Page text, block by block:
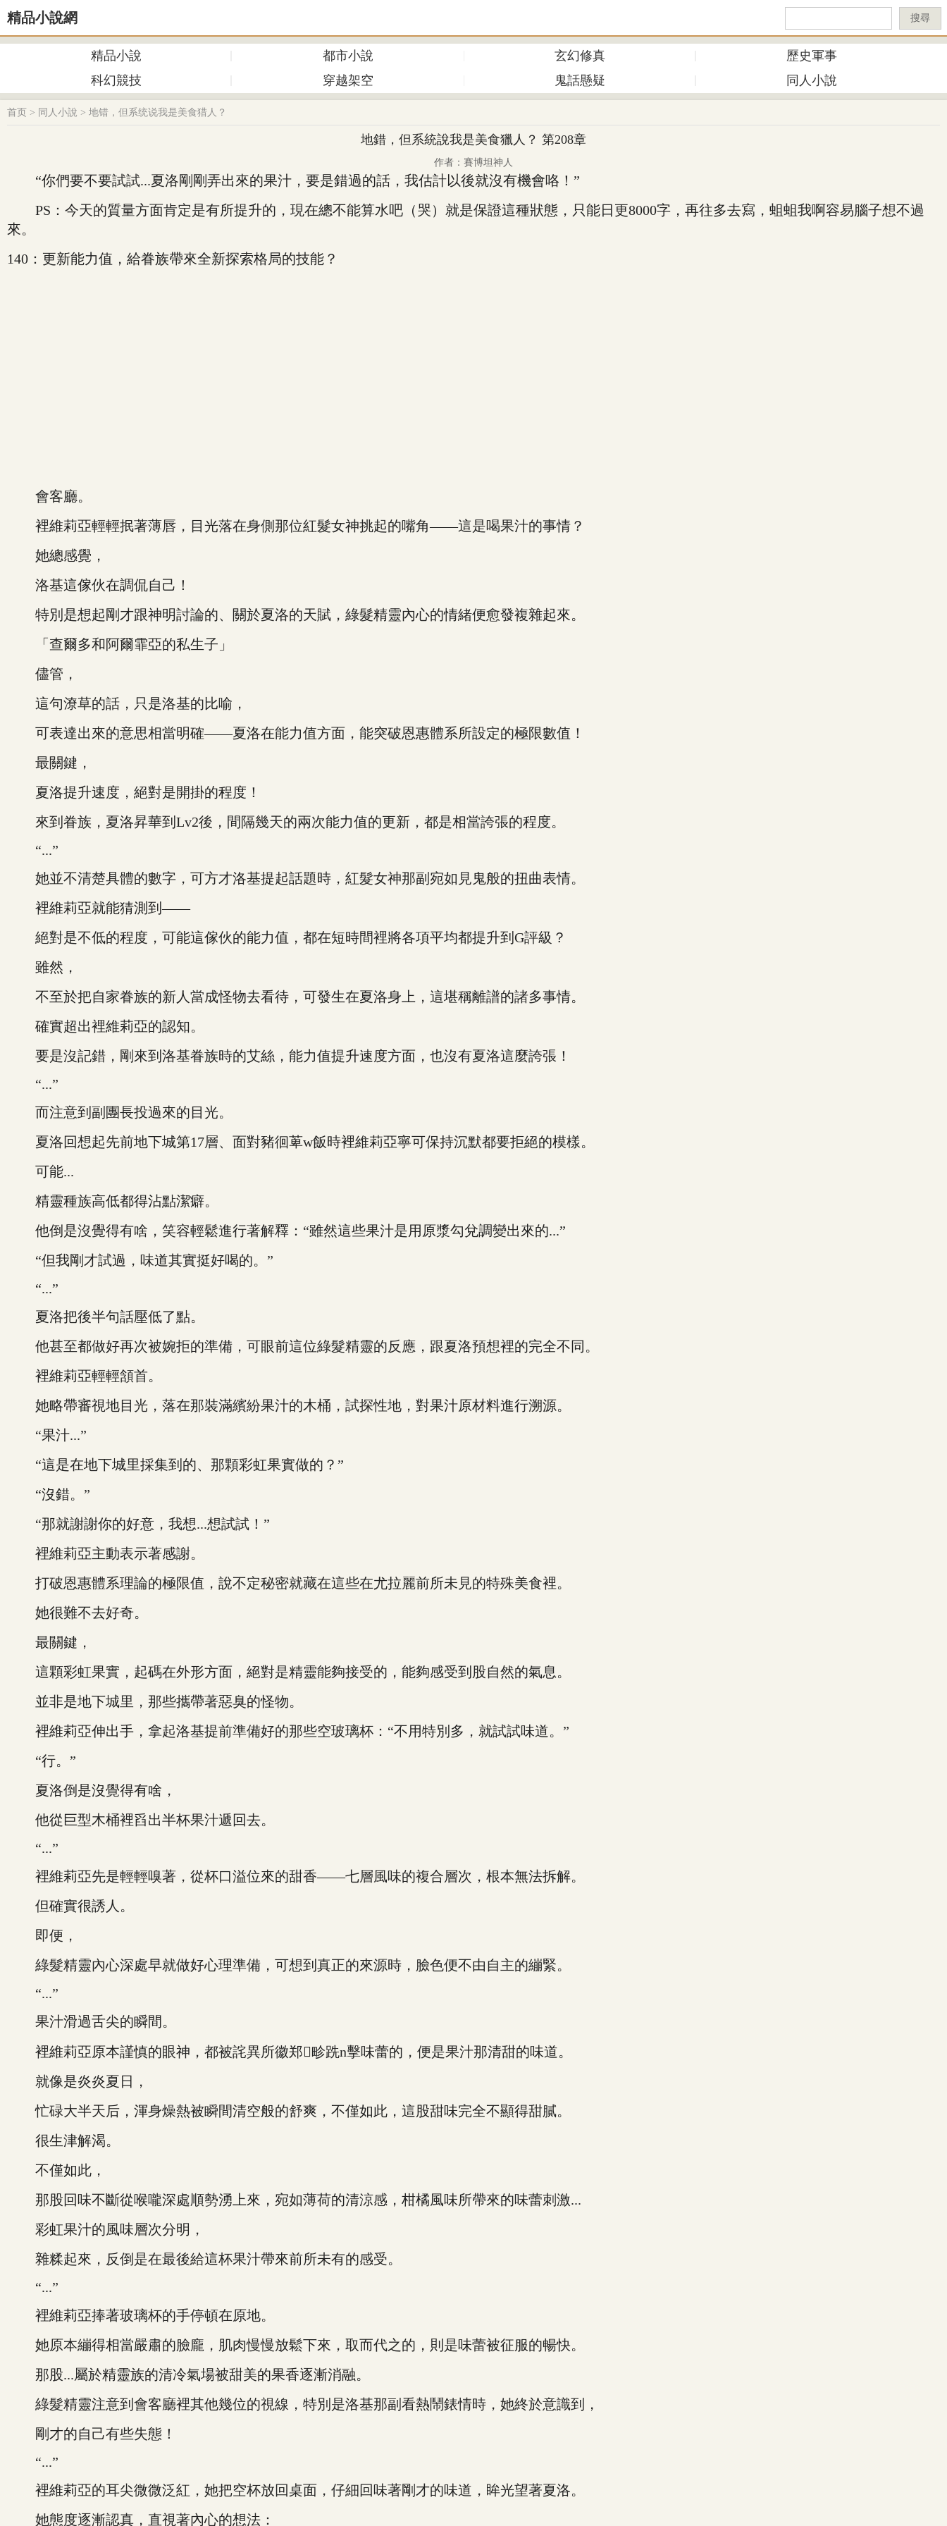
精品小說網 搜尋
精品小說 都市小說 玄幻修真
歷史軍事
科幻競技
穿越架空 鬼話懸疑 同人小說
首页 > 同人小說 > 地错，但系统说我是美食猎人？
地錯，但系統說我是美食獵人？ 第208章
作者：賽博坦神人
“你們要不要試試...夏洛剛剛弄出來的果汁，要是錯過的話，我估計以後就沒有機會咯！”
PS：今天的質量方面肯定是有所提升的，現在總不能算水吧（哭）就是保證這種狀態，只能日更8000字，再往多去寫，蛆蛆我啊容易腦子想不過
來。
140：更新能力值，給眷族帶來全新探索格局的技能？
會客廳。
裡維莉亞輕輕抿著薄唇，目光落在身側那位紅髮女神挑起的嘴角——這是喝果汁的事情？
她總感覺，
洛基這傢伙在調侃自己！
特別是想起剛才跟神明討論的、關於夏洛的天賦，綠髮精靈內心的情緒便愈發複雜起來。
「查爾多和阿爾霏亞的私生子」
儘管，
這句潦草的話，只是洛基的比喻，
可表達出來的意思相當明確——夏洛在能力值方面，能突破恩惠體系所設定的極限數值！
最關鍵，
夏洛提升速度，絕對是開掛的程度！
來到眷族，夏洛昇華到Lv2後，間隔幾天的兩次能力值的更新，都是相當誇張的程度。
“...”
她並不清楚具體的數字，可方才洛基提起話題時，紅髮女神那副宛如見鬼般的扭曲表情。
裡維莉亞就能猜測到——
絕對是不低的程度，可能這傢伙的能力值，都在短時間裡將各項平均都提升到G評級？
雖然，
不至於把自家眷族的新人當成怪物去看待，可發生在夏洛身上，這堪稱離譜的諸多事情。
確實超出裡維莉亞的認知。
要是沒記錯，剛來到洛基眷族時的艾絲，能力值提升速度方面，也沒有夏洛這麼誇張！
“...”
而注意到副團長投過來的目光。
夏洛回想起先前地下城第17層、面對豬徊萆w飯時裡維莉亞寧可保持沉默都要拒絕的模樣。
可能...
精靈種族高低都得沾點潔癖。
他倒是沒覺得有啥，笑容輕鬆進行著解釋：“雖然這些果汁是用原漿勾兌調變出來的...”
“但我剛才試過，味道其實挺好喝的。”
“...”
夏洛把後半句話壓低了點。
他甚至都做好再次被婉拒的準備，可眼前這位綠髮精靈的反應，跟夏洛預想裡的完全不同。
裡維莉亞輕輕頷首。
她略帶審視地目光，落在那裝滿繽紛果汁的木桶，試探性地，對果汁原材料進行溯源。
“果汁...”
“這是在地下城里採集到的、那顆彩虹果實做的？”
“沒錯。”
“那就謝謝你的好意，我想...想試試！”
裡維莉亞主動表示著感謝。
打破恩惠體系理論的極限值，說不定秘密就藏在這些在尤拉麗前所未見的特殊美食裡。
她很難不去好奇。
最關鍵，
這顆彩虹果實，起碼在外形方面，絕對是精靈能夠接受的，能夠感受到股自然的氣息。
並非是地下城里，那些攜帶著惡臭的怪物。
裡維莉亞伸出手，拿起洛基提前準備好的那些空玻璃杯：“不用特別多，就試試味道。”
“行。”
夏洛倒是沒覺得有啥，
他從巨型木桶裡舀出半杯果汁遞回去。
“...”
裡維莉亞先是輕輕嗅著，從杯口溢位來的甜香——七層風味的複合層次，根本無法拆解。
但確實很誘人。
即便，
綠髮精靈內心深處早就做好心理準備，可想到真正的來源時，臉色便不由自主的繃緊。
“...”
果汁滑過舌尖的瞬間。
裡維莉亞原本謹慎的眼神，都被詫異所徽郑畛跣n擊味蕾的，便是果汁那清甜的味道。
就像是炎炎夏日，
忙碌大半天后，渾身燥熱被瞬間清空般的舒爽，不僅如此，這股甜味完全不顯得甜膩。
很生津解渴。
不僅如此，
那股回味不斷從喉嚨深處順勢湧上來，宛如薄荷的清涼感，柑橘風味所帶來的味蕾刺激...
彩虹果汁的風味層次分明，
雜糅起來，反倒是在最後給這杯果汁帶來前所未有的感受。
“...”
裡維莉亞捧著玻璃杯的手停頓在原地。
她原本繃得相當嚴肅的臉龐，肌肉慢慢放鬆下來，取而代之的，則是味蕾被征服的暢快。
那股...屬於精靈族的清冷氣場被甜美的果香逐漸消融。
綠髮精靈注意到會客廳裡其他幾位的視線，特別是洛基那副看熱鬧錶情時，她終於意識到，
剛才的自己有些失態！
“...”
裡維莉亞的耳尖微微泛紅，她把空杯放回桌面，仔細回味著剛才的味道，眸光望著夏洛。
她態度逐漸認真，直視著內心的想法：